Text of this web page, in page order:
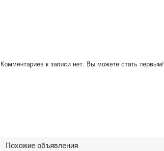
Комментариев к записи нет. Вы можете стать первым!
Похожие объявления